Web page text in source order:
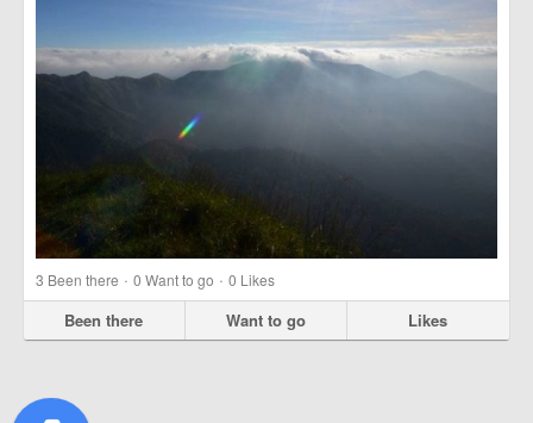
3 Been there · 0 Want to go · 0 Likes
Been there Want to go Likes